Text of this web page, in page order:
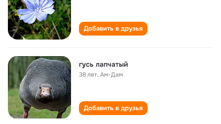
Добавить в друзья
гусь лапчатый
38 лет,Ам-Дам
Добавить в друзья